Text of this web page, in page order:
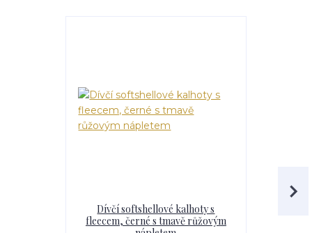
Dívčí softshellové kalhoty s
fleecem, černé s tmavě růžovým